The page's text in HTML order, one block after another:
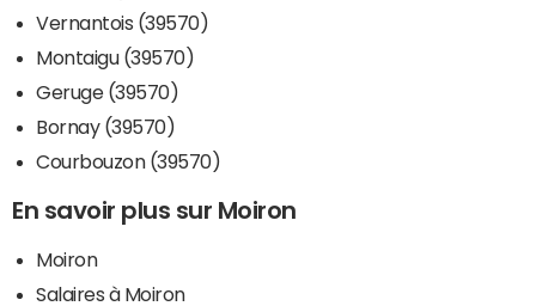
Vernantois (39570)
Montaigu (39570)
Geruge (39570)
Bornay (39570)
Courbouzon (39570)
En savoir plus sur Moiron
Moiron
Salaires à Moiron